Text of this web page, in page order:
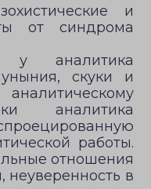
и
от синдрома
аналитика
скуки и
аналитика
работы.
отношения
неуверенность в